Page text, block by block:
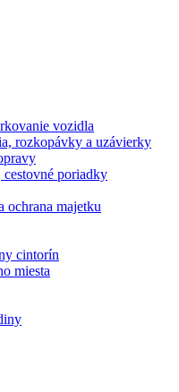
vozidla
rozkopávky a uzávierky
poriadky
ochrana majetku
cintorín
miesta